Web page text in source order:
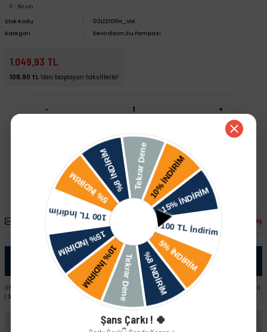
0 - Yorum
Stok Kodu
03L121011H_VIK
Kategori
Devirdaim,Su Pompası
1.049,93 TL
108,90 TL 'den başlayan taksitlerle!
- +
Sepete Ekle Hızlı Satın Al
Fiyatı Düşünce Haber Ver Paylaş
UYUMLU ARAÇ VE MOTOR TIPLERI: Skoda Yeti - II Skoda Octavia - III ( 5E2014 ) Skoda Rapid - I Skoda SuperB - III
( 3Q ) Skoda Fabia - III ( NJ ) Skoda Roomster ( 5J )
Şans Çarkı ! 🍀